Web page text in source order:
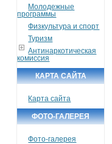
Молодежные
программы
Физкультура и спорт
Туризм
Антинаркотическая
комиссия
КАРТА САЙТА
Карта сайта
ФОТО-ГАЛЕРЕЯ
Фото-галерея